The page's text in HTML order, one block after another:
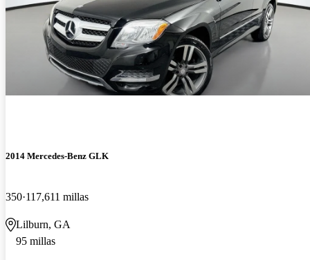
2014 Mercedes-Benz GLK
350 117,611 millas
Lilburn, GA
95 millas